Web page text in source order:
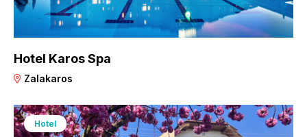
Hotel Karos Spa
Zalakaros
Hotel